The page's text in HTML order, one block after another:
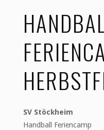
SV Stöckheim
Handball Feriencamp